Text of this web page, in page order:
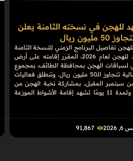
للهجن في نسخته الثامنة يعلن
ريال
تفاصيل البرنامج الزمني للنسخة الثامنة
من مهرجان ولي العهد للهجن لعام 2026، المقرر إقامته على أرض
لسباقات الهجن بمحافظة الطائف، بمجموع
(248) شوطًا، وجوائز مالية تتجاوز الـ50 مليون ريال. وتنطلق فعاليات
سبتمبر المقبل، بمشاركة نخبة الهجن من
داخل وخارج المملكة، ولمدة 11 يومًا تشهد إقامة الأشواط الموزعة
91٬867